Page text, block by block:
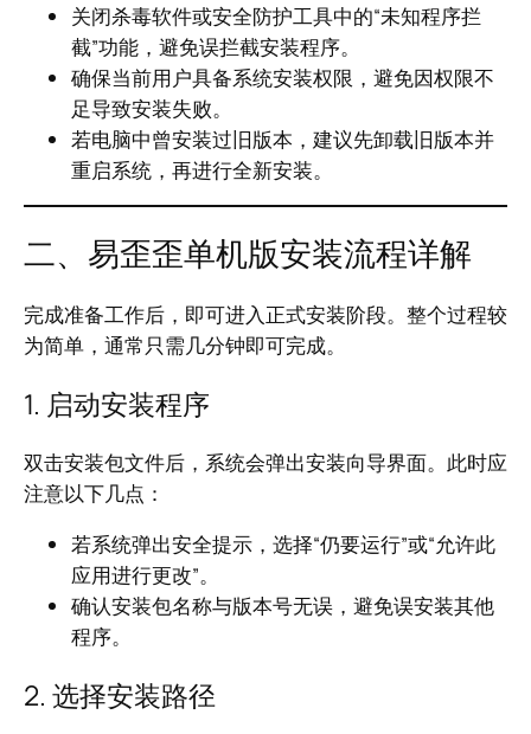
关闭杀毒软件或安全防护工具中的“未知程序拦
截”功能，避免误拦截安装程序。
确保当前用户具备系统安装权限，避免因权限不
足导致安装失败。
若电脑中曾安装过旧版本，建议先卸载旧版本并
重启系统，再进行全新安装。
二、易歪歪单机版安装流程详解
完成准备工作后，即可进入正式安装阶段。整个过程较
为简单，通常只需几分钟即可完成。
1. 启动安装程序
双击安装包文件后，系统会弹出安装向导界面。此时应
注意以下几点：
若系统弹出安全提示，选择“仍要运行”或“允许此
应用进行更改”。
确认安装包名称与版本号无误，避免误安装其他
程序。
2. 选择安装路径